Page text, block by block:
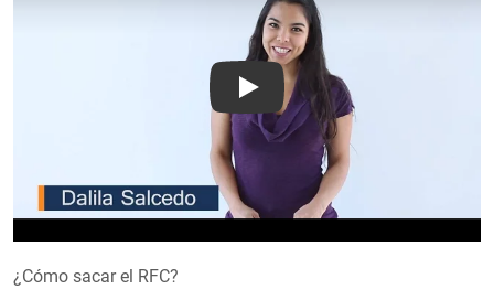
Play
¿Cómo sacar el RFC?